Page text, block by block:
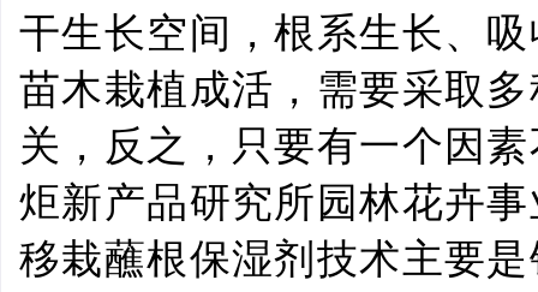
干生长空间，根系生长、
苗木栽植成活，需要采取
关，反之，只要有一个因
炬新产品研究所园林花卉
移栽蘸根保湿剂技术主要